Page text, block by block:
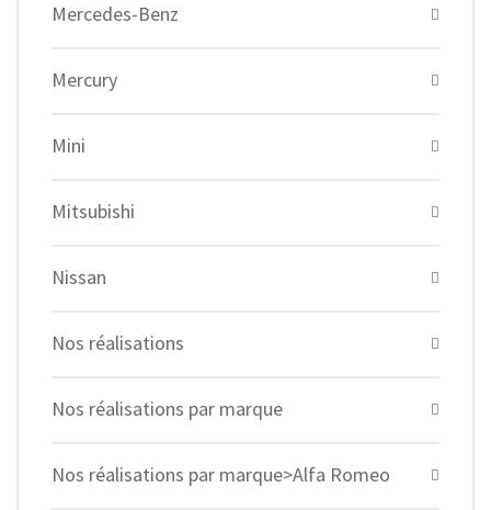
Mercedes-Benz
Mercury
Mini
Mitsubishi
Nissan
Nos réalisations
Nos réalisations par marque
Nos réalisations par marque>Alfa Romeo